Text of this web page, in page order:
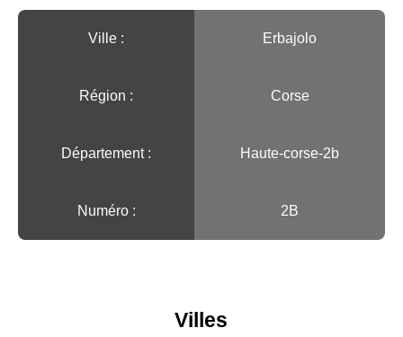
Ville :️ Erbajolo
Région :️ Corse
Département : Haute-corse-2b
Numéro : 2B
Villes